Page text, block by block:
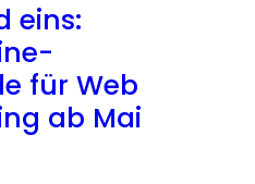
eins:
für Web
ab Mai